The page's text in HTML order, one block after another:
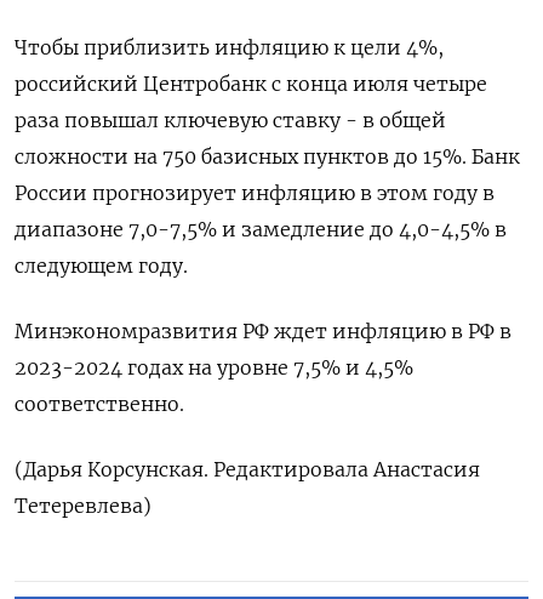
Чтобы приблизить инфляцию к цели 4%,
российский Центробанк с конца июля четыре
раза повышал ключевую ставку - в общей
сложности на 750 базисных пунктов до 15%. Банк
России прогнозирует инфляцию в этом году в
диапазоне 7,0-7,5% и замедление до 4,0-4,5% в
следующем году.
Минэкономразвития РФ ждет инфляцию в РФ в
2023-2024 годах на уровне 7,5% и 4,5%
соответственно.
(Дарья Корсунская. Редактировала Анастасия
Тетеревлева)